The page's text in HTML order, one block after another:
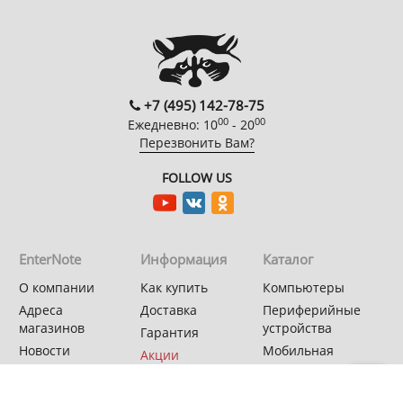
+7 (495) 142-78-75
Ежедневно: 1000 - 2000
Перезвонить Вам?
FOLLOW US
EnterNote
О компании
Адреса
магазинов
Новости
Информация
Как купить
Доставка
Гарантия
Акции
Каталог
Компьютеры
Периферийные
устройства
Мобильная
электроника